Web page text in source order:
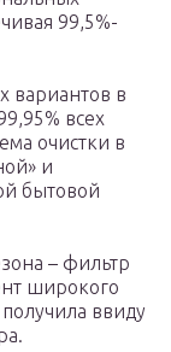
99,5%-
вариантов в
всех
очистки в
и
бытовой
– фильтр
широкого
ввиду